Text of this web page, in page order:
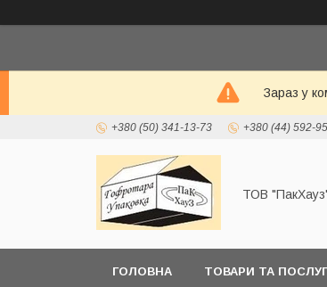
Зараз у
+380 (50) 341-13-73 +380 (44) 592-
ТОВ
ГОЛОВНА ТОВАРИ ТА